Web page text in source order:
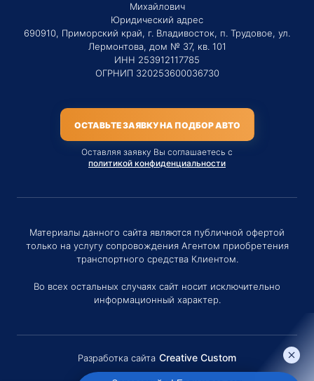
Михайлович
Юридический адрес
690910, Приморский край, г. Владивосток, п. Трудовое, ул.
Лермонтова, дом № 37, кв. 101
ИНН 253912117785
ОГРНИП 320253600036730
ОСТАВЬТЕ ЗАЯВКУ НА ПОДБОР АВТО
Оставляя заявку Вы соглашаетесь с
политикой конфиденциальности
Материалы данного сайта являются публичной офертой
только на услугу сопровождения Агентом приобретения
транспортного средства Клиентом.
Во всех остальных случаях сайт носит исключительно
информационный характер.
Разработка сайта Creative Custom